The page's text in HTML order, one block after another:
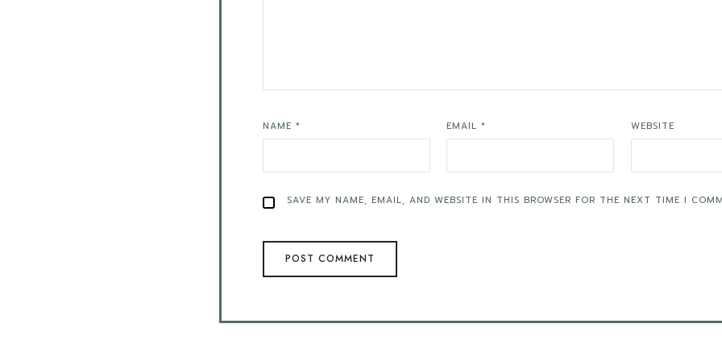
NAME * EMAIL* WEBSITE
SAVE MY NAME, EMAIL, AND WEBSITE IN THIS BROWSER FOR THE NEXT TIME I